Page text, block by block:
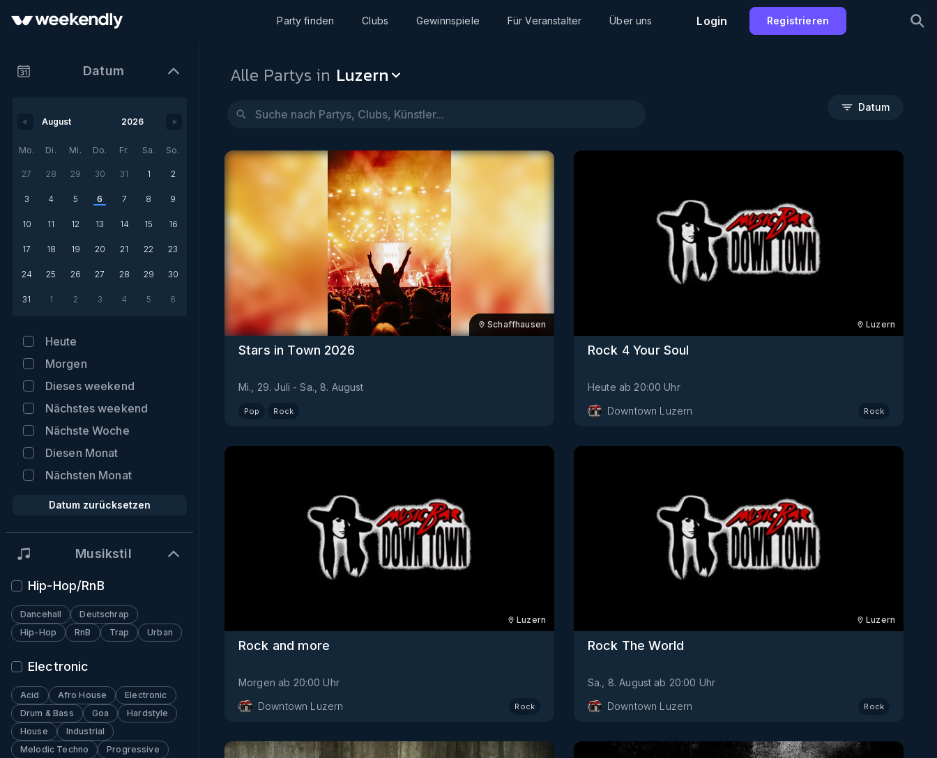
Party finden Clubs Gewinnspiele Für Veranstalter Über uns Login Registrieren
Datum
Mo. Di. Mi. Do. Fr. Sa. So.
27 28 29 30 31 1 2
3 4 5 6 7 8 9
10 11 12 13 14 15 16
17 18 19 20 21 22 23
24 25 26 27 28 29 30
31 1 2 3 4 5 6
Heute
Morgen
Dieses weekend
Nächstes weekend
Nächste Woche
Diesen Monat
Nächsten Monat
Datum zurücksetzen
Musikstil
Hip-Hop/RnB
Dancehall
Deutschrap
Hip-Hop
RnB Trap Urban
Electronic
Acid Afro House
Electronic
Drum & Bass
Goa
Hardstyle
House
Industrial
Melodic Techno
Progressive
Alle Partys in Luzern
Datum
Schaffhausen
Stars in Town 2026
Mi., 29. Juli - Sa., 8. August
Pop Rock
Luzern
Rock 4 Your Soul
Heute ab 20:00 Uhr
Downtown Luzern
Rock
Luzern
Rock and more
Morgen ab 20:00 Uhr
Downtown Luzern
Rock
Luzern
Rock The World
Sa., 8. August ab 20:00 Uhr
Downtown Luzern
Rock